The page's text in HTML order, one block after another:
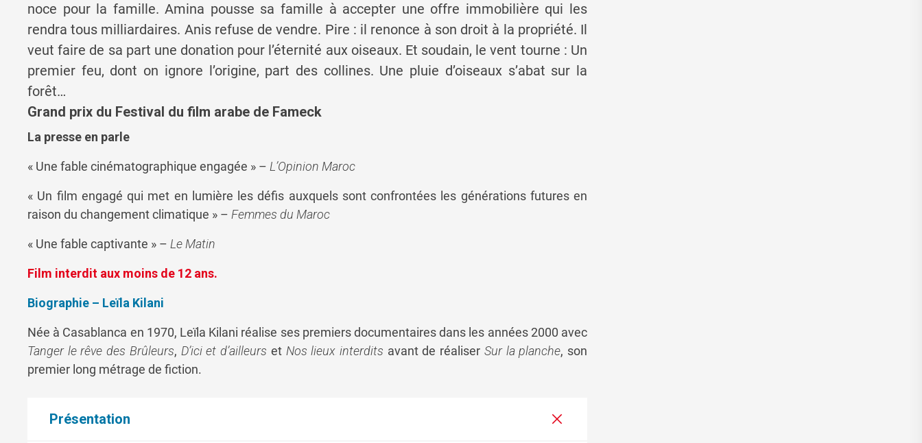
noce pour la famille. Amina pousse sa famille à accepter une offre immobilière qui les
rendra tous milliardaires. Anis refuse de vendre. Pire : il renonce à son droit à la propriété. Il
veut faire de sa part une donation pour l’éternité aux oiseaux. Et soudain, le vent tourne : Un
premier feu, dont on ignore l’origine, part des collines. Une pluie d’oiseaux s’abat sur la
forêt…
Grand prix du Festival du film arabe de Fameck
La presse en parle
« Une fable cinématographique engagée » – L’Opinion Maroc
« Un film engagé qui met en lumière les défis auxquels sont confrontées les générations futures en
raison du changement climatique » – Femmes du Maroc
« Une fable captivante » – Le Matin
Film interdit aux moins de 12 ans.
Biographie – Leïla Kilani
Née à Casablanca en 1970, Leïla Kilani réalise ses premiers documentaires dans les années 2000 avec
Tanger le rêve des Brûleurs, D’ici et d’ailleurs et Nos lieux interdits avant de réaliser Sur la planche, son
premier long métrage de fiction.
Présentation